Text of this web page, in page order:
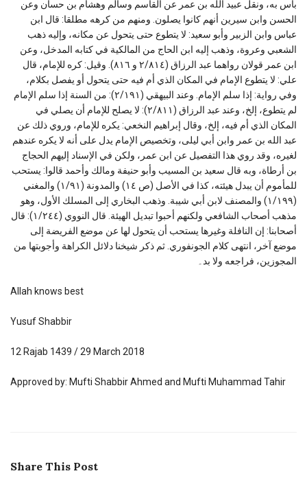
بأس به، ونقل عبيد الله بن عمر عن القاسم وسالم وهشام بن حسان وعن
الحسن وابن سيرين أنهم كانوا يصلون. ومنهم من كرهه مطلقا: قال ابن
عباس وابن الزبير وأبو سعيد: لا يتطوع حتى يتحول عن مكانه، وإليه ذهب
الشعبي وعروة، وذهب إليه ابن الحاج من المالكية في كتابه المدخل، وعن
ابن عمر قولان رواهما عبد الرزاق (٢/٨١٤ و ٨١٦). وقيل: كره للإمام، قال
علي: لا يتطوع الإمام في المكان الذي أم فيه حتى يتحول أو يفصل بكلام،
وفي رواية: إذا سلم الإمام. وعند البيهقي (٢/١٩١): من السنة إذا سلم الإمام
لم يتطوع، إلخ، وعند عبد الرزاق (٢/٨١١): لا يصلح للإمام أن يصلي في
المكان الذي أم فيه، إلخ، وقال إبراهيم النخعي: يكره للإمام، وروي ذلك عن
عبد الله بن عمر وابن أبي ليلى، وتخصيص الإمام يدل على أنه لا يكره عندهم
لغيره، وقد روي هذا التفصيل عن ابن عمر، ولكن في الإسناد إليهم الحجاج
بن أرطاة، وبه قال سعيد بن المسيب وأبو حنيفة ومالك وأحمد قالوا: يستحب
للمأموم أن يبدل هيئته، كذا في الأصل (ص ١٤) والمدونة (١/٩١) والمغني
(١/١٩٩) والمصنف لابن أبي شيبة
. وذهب البخاري إلى المسلك الأول، وهو
مذهب أصحاب الشافعي ولكنهم أحبوا تبديل الهيئة. قال النووي (١/٢٤٤): قال
أصحابنا: إن النافلة وغيرها يستحب أن يتحول لها عن موضع الفريضة إلى
موضع آخر، انتهى كلام الجونفوري. ثم ذكر شيخنا دلائل الكراهة وأجوبتها من
المجوزين، فراجعه ولا بد۔
Allah knows best
Yusuf Shabbir
12 Rajab 1439 / 29 March 2018
Approved by: Mufti Shabbir Ahmed and Mufti Muhammad Tahir
Share This Post